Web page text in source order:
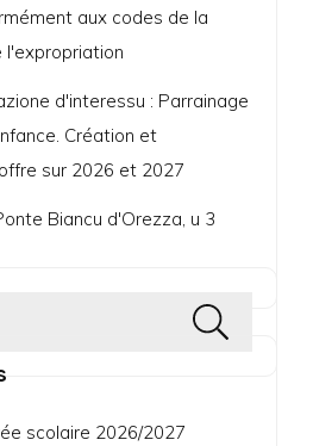
aux codes de la
l'expropriation
d'interessu : Parrainage
Création et
sur 2026 et 2027
Biancu d'Orezza, u 3
scolaire 2026/2027